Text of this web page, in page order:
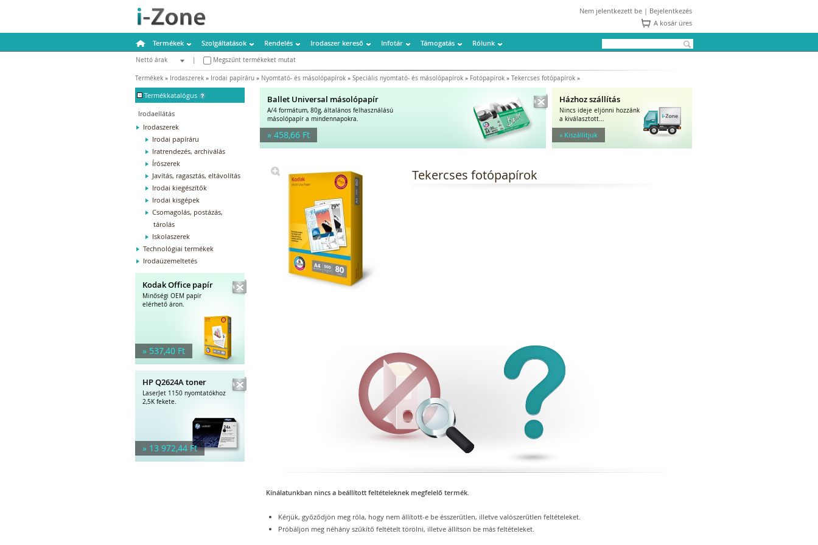
Nem jelentkezett be | Bejelentkezés
A kosár üres
Termékek Szolgáltatások Rendelés Irodaszer kereső Infotár Támogatás Rólunk
Nettó árak
Megszűnt termékeket mutat
Termékek » Irodaszerek » Irodai papíráru » Nyomtató- és másolópapírok » Speciális nyomtató- és másolópapírok » Fotópapírok » Tekercses fotópapírok »
- Termékkatalógus
Irodaellátás
Irodaszerek
Irodai papíráru
Iratrendezés, archiválás
Írószerek
Javítás, ragasztás, eltávolítás
Irodai kiegészítők
Irodai kisgépek
Csomagolás, postázás,
tárolás
Iskolaszerek
Technológiai termékek
Irodaüzemeltetés
Kodak Office papír
Minőségi OEM papír
elérhető áron.
» 537,40 Ft
HP Q2624A toner
LaserJet 1150 nyomtatókhoz
2,5K fekete.
» 13 972,44 Ft
Ballet Universal másolópapír
A/4 formátum, 80g, általános felhasználású
másolópapír a mindennapokra.
» 458,66 Ft
Házhoz szállítás
Nincs ideje eljönni hozzánk
a kiválasztott...
» Kiszállítjuk
Tekercses fotópapírok
Kínálatunkban nincs a beállított feltételeknek megfelelő termék.
Kérjük, győződjön meg róla, hogy nem állított-e be ésszerűtlen, illetve valószerűtlen feltételeket.
Próbáljon meg néhány szűkítő feltételt törölni, illetve állítson be más feltételeket.